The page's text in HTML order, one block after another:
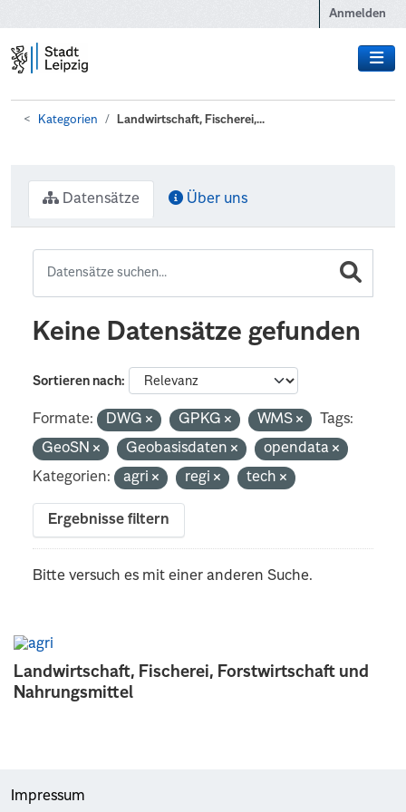
Anmelden
Kategorien Landwirtschaft, Fischerei,...
Landwirtschaft, Fischerei, Forstwirtschaft und
Nahrungsmittel
Datensätze Über uns
Keine Datensätze gefunden
Sortieren nach
Formate: DWG GPKG WMS
Tags:
GeoSN
Geobasisdaten
opendata
Kategorien:
agri regi tech
Ergebnisse filtern
Bitte versuch es mit einer anderen Suche.
Impressum